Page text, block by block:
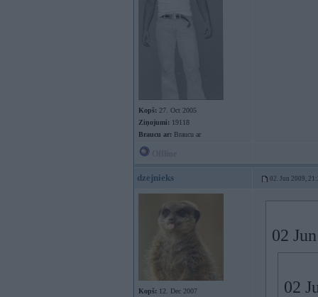
Kopš: 27. Oct 2005
Ziņojumi: 19118
Braucu ar: Braucu ar
dzejnieks 02. Jun 2009,
Kopš: 12. Dec 2007
02
02